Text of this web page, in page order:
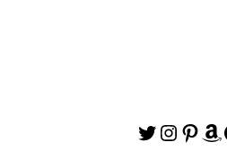
Twitter